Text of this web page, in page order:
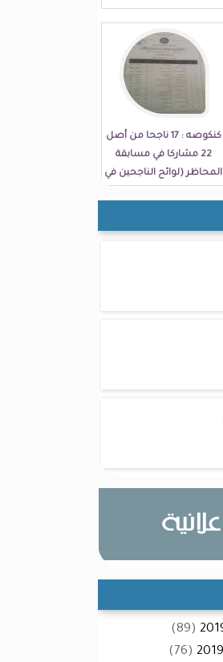
كنكوصه : 17 ناجحا من أصل
22 مشاركا في مسابقة
المحاظر (لوائح الناجحين في
(89)
(76)